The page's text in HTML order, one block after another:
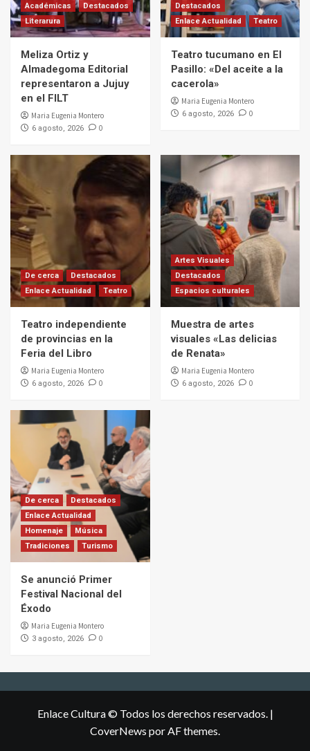
Académicas
Destacados
Literarura
Meliza Ortiz y
Almadegoma Editorial
representaron a Jujuy
en el FILT
Maria Eugenia Montero
6 agosto, 2026 0
Destacados
Enlace Actualidad
Teatro
Teatro tucumano en El
Pasillo: «Del aceite a la
cacerola»
Maria Eugenia Montero
6 agosto, 2026 0
De cerca
Destacados
Enlace Actualidad
Teatro
Teatro independiente
de provincias en la
Feria del Libro
Maria Eugenia Montero
6 agosto, 2026 0
Artes Visuales
Destacados
Espacios culturales
Muestra de artes
visuales «Las delicias
de Renata»
Maria Eugenia Montero
6 agosto, 2026 0
De cerca
Destacados
Enlace Actualidad
Homenaje
Música
Tradiciones
Turismo
Se anunció Primer
Festival Nacional del
Éxodo
Maria Eugenia Montero
3 agosto, 2026 0
Enlace Cultura © Todos los derechos reservados. |
CoverNews por AF themes.